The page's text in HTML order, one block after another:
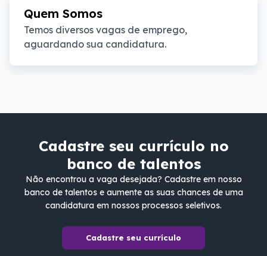
Quem Somos
Temos diversos vagas de emprego,
aguardando sua candidatura.
Cadastre seu currículo no
banco de talentos
Não encontrou a vaga desejada? Cadastre em nosso
banco de talentos e aumente as suas chances de uma
candidatura em nossos processos seletivos.
Cadastre seu currículo